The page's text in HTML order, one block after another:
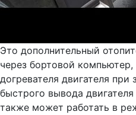
Это дополнительный
через бортовой
догревателя двигателя при
быстрого вывода
также может работать в